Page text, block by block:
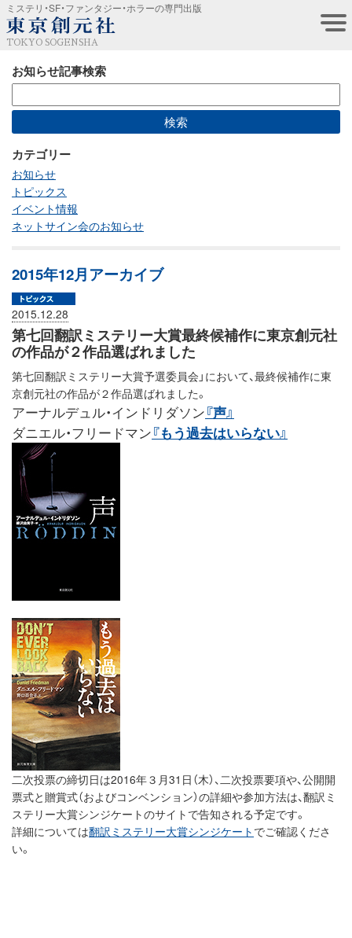
ミステリ・SF・ファンタジー・ホラーの専門出版
TOKYO SOGENSHA
お知らせ記事検索
カテゴリー
お知らせ
トピックス
イベント情報
ネットサイン会のお知らせ
2015年12月アーカイブ
2015.12.28
第七回翻訳ミステリー大賞最終候補作に東京創元社
の作品が２作品選ばれました
第七回翻訳ミステリー大賞予選委員会」において、最終候補作に東
京創元社の作品が２作品選ばれました。
アーナルデュル・インドリダソン『声』
ダニエル・フリードマン『もう過去はいらない』
二次投票の締切日は2016年３月31日（木）、二次投票要項や、公開開
票式と贈賞式（およびコンベンション）の詳細や参加方法は、翻訳ミ
ステリー大賞シンジケートのサイトで告知される予定です。
詳細については翻訳ミステリー大賞シンジケート でご確認くださ
い。